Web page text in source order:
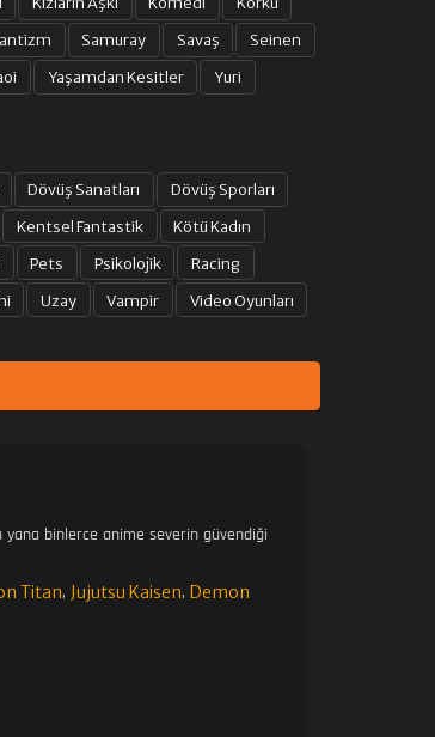
BÖLÜM
BÖLÜM
19. BÖLÜM
BÖLÜM
BÖLÜM
Samuray Savaş
Seinen
Yaşamdan Kesitler Yuri
Dövüş Sanatları
Dövüş Sporları
Kentsel Fantastik
Kötü Kadın
Pets Psikolojik
Racing
Uzay Vampir
Video Oyunları
yana binlerce anime severin güvendiği
Titan, Jujutsu Kaisen, Demon